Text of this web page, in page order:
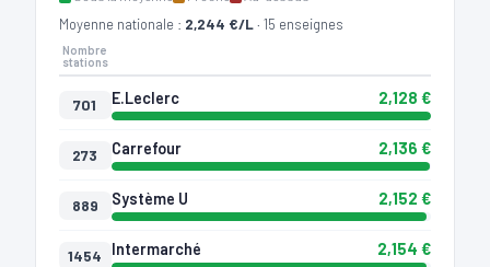
Moyenne nationale : 2,244 €/L· 15 enseignes
Nombre
stations
701 E.Leclerc 2,128 €
273 Carrefour 2,136 €
889 Système U 2,152 €
1454 Intermarché 2,154 €